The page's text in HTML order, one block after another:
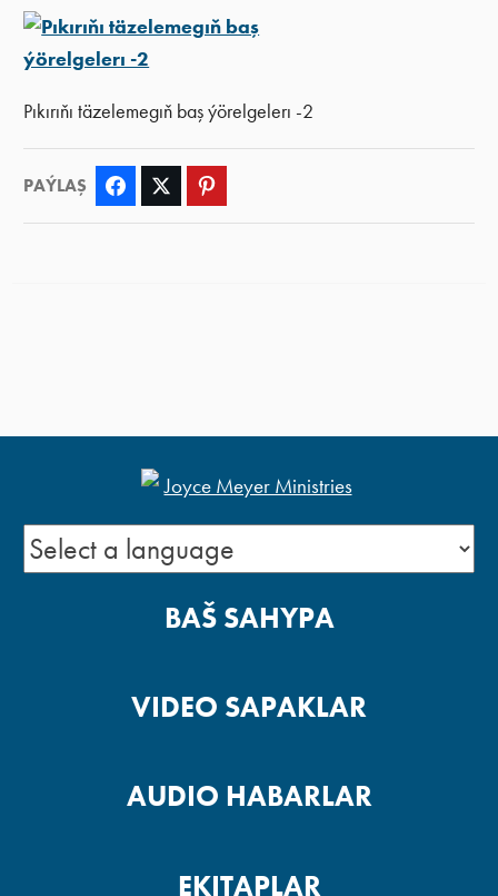
Pıkırıňı täzelemegıň baş ýörelgelerı -2
PAÝLAŞ Facebook Twitter
BAŠ SAHYPA
VIDEO SAPAKLAR
AUDIO HABARLAR
EKITAPLAR